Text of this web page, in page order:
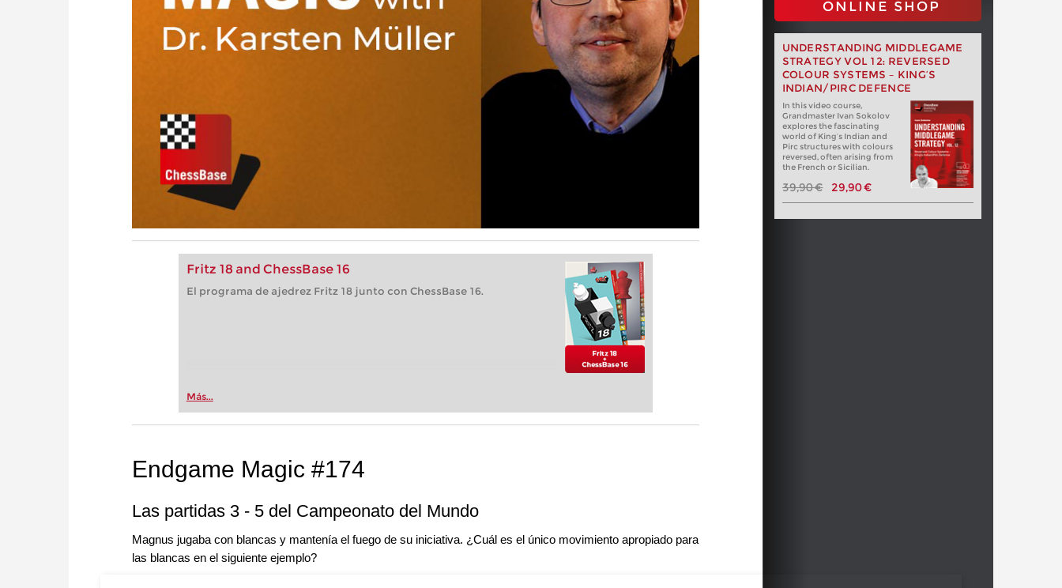
Fritz 18 and ChessBase 16
El programa de ajedrez Fritz 18 junto con ChessBase 16.
Más...
ONLINE SHOP
UNDERSTANDING MIDDLEGAME
STRATEGY VOL 12: REVERSED
COLOUR SYSTEMS – KING’S
INDIAN/PIRC DEFENCE
In this video course,
Grandmaster Ivan Sokolov
explores the fascinating
world of King’s Indian and
Pirc structures with colours
reversed, often arising from
the French or Sicilian.
39,90 € 29,90 €
Endgame Magic #174
Las partidas 3 - 5 del Campeonato del Mundo
Magnus jugaba con blancas y mantenía el fuego de su iniciativa. ¿Cuál es el único movimiento apropiado para
las blancas en el siguiente ejemplo?